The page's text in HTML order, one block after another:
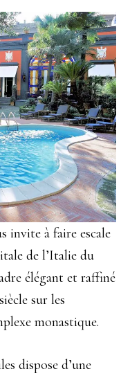
invite à faire escale
de l’Italie du
élégant et raffiné
sur les
monastique.
dispose d’une